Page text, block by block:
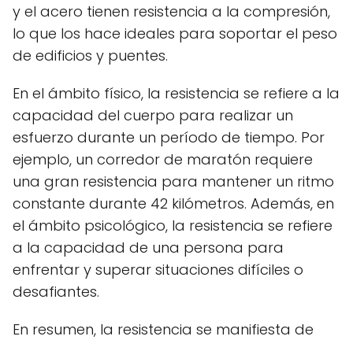
y el acero tienen resistencia a la compresión,
lo que los hace ideales para soportar el peso
de edificios y puentes.
En el ámbito físico, la resistencia se refiere a la
capacidad del cuerpo para realizar un
esfuerzo durante un período de tiempo. Por
ejemplo, un corredor de maratón requiere
una gran resistencia para mantener un ritmo
constante durante 42 kilómetros. Además, en
el ámbito psicológico, la resistencia se refiere
a la capacidad de una persona para
enfrentar y superar situaciones difíciles o
desafiantes.
En resumen, la resistencia se manifiesta de